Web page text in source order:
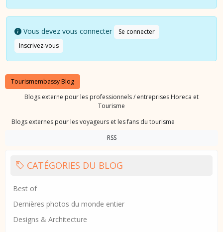
Vous devez vous connecter
Se connecter
Inscrivez-vous
Tourismembassy Blog
Blogs externe pour les professionnels / entreprises Horeca et
Tourisme
Blogs externes pour les voyageurs et les fans du tourisme
RSS
CATÉGORIES DU BLOG
Best of
Dernières photos du monde entier
Designs & Architecture